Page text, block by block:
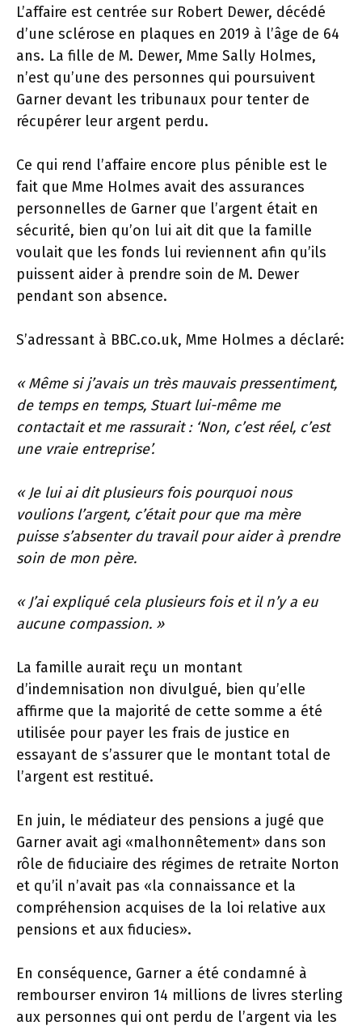
L’affaire est centrée sur Robert Dewer, décédé
d’une sclérose en plaques en 2019 à l’âge de 64
ans. La fille de M. Dewer, Mme Sally Holmes,
n’est qu’une des personnes qui poursuivent
Garner devant les tribunaux pour tenter de
récupérer leur argent perdu.
Ce qui rend l’affaire encore plus pénible est le
fait que Mme Holmes avait des assurances
personnelles de Garner que l’argent était en
sécurité, bien qu’on lui ait dit que la famille
voulait que les fonds lui reviennent afin qu’ils
puissent aider à prendre soin de M. Dewer
pendant son absence.
S’adressant à BBC.co.uk, Mme Holmes a déclaré:
« Même si j’avais un très mauvais pressentiment,
de temps en temps, Stuart lui-même me
contactait et me rassurait : ‘Non, c’est réel, c’est
une vraie entreprise’.
« Je lui ai dit plusieurs fois pourquoi nous
voulions l’argent, c’était pour que ma mère
puisse s’absenter du travail pour aider à prendre
soin de mon père.
« J’ai expliqué cela plusieurs fois et il n’y a eu
aucune compassion. »
La famille aurait reçu un montant
d’indemnisation non divulgué, bien qu’elle
affirme que la majorité de cette somme a été
utilisée pour payer les frais de justice en
essayant de s’assurer que le montant total de
l’argent est restitué.
En juin, le médiateur des pensions a jugé que
Garner avait agi «malhonnêtement» dans son
rôle de fiduciaire des régimes de retraite Norton
et qu’il n’avait pas «la connaissance et la
compréhension acquises de la loi relative aux
pensions et aux fiducies».
En conséquence, Garner a été condamné à
rembourser environ 14 millions de livres sterling
aux personnes qui ont perdu de l’argent via les